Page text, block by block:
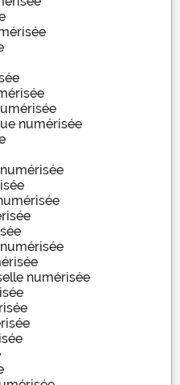
numérisée
numérisée